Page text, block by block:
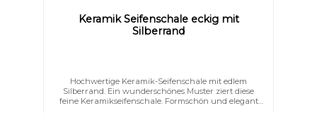
Keramik Seifenschale eckig mit
Silberrand
Hochwertige Keramik-Seifenschale mit edlem
Silberrand. Ein wunderschönes Muster ziert diese
feine Keramikseifenschale. Formschön und elegant